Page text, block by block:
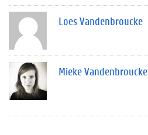
Loes Vandenbroucke
Mieke Vandenbroucke